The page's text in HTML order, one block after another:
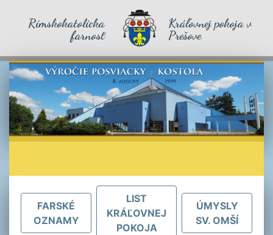
Rímskokatolícka
farnosť
Kráľovnej pokoja v
Prešove
FARSKÉ
OZNAMY
LIST
KRÁĽOVNEJ
POKOJA
ÚMYSLY
SV. OMŠÍ